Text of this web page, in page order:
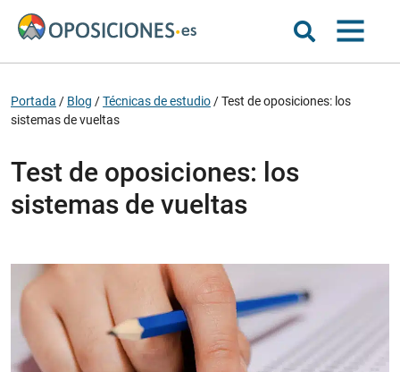
Portada / Blog /Técnicas de estudio /Test de oposiciones: los
sistemas de vueltas
Test de oposiciones: los
sistemas de vueltas